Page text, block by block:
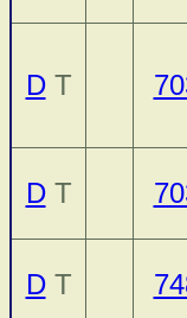
DT
DT
DT